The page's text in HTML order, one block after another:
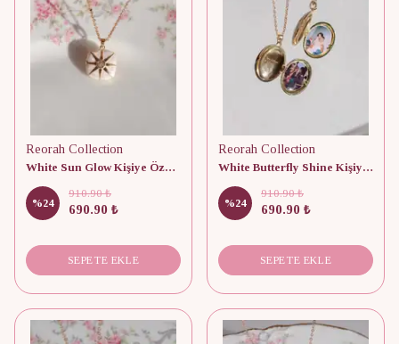
Reorah Collection
White Sun Glow Kişiye Özel Fotoğraflı Kapaklı Kolye
%24
910.90 ₺
690.90 ₺
SEPETE EKLE
Reorah Collection
White Butterfly Shine Kişiye Özel Fotoğraflı Kapaklı Kolye
%24
910.90 ₺
690.90 ₺
SEPETE EKLE